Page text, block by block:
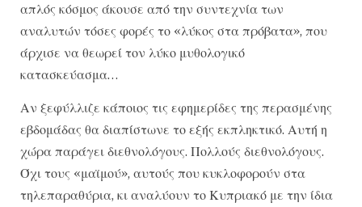
απλός κόσμος άκουσε από την συντεχνία των
αναλυτών τόσες φορές το «λύκος στα πρόβατα», που
άρχισε να θεωρεί τον λύκο μυθολογικό
κατασκεύασμα…
Αν ξεφύλλιζε κάποιος τις εφημερίδες της περασμένης
εβδομάδας θα διαπίστωνε το εξής εκπληκτικό. Αυτή η
χώρα παράγει διεθνολόγους. Πολλούς διεθνολόγους.
Όχι τους «μαϊμού», αυτούς που κυκλοφορούν στα
τηλεπαραθύρια, κι αναλύουν το Κυπριακό με την ίδια